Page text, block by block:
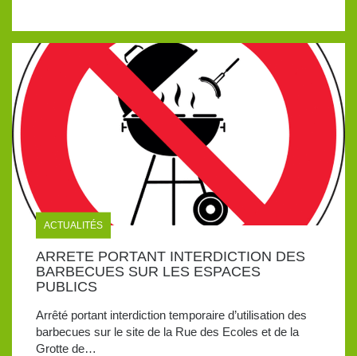
ACTUALITÉS
ARRETE PORTANT INTERDICTION DES
BARBECUES SUR LES ESPACES
PUBLICS
Arrêté portant interdiction temporaire d’utilisation des
barbecues sur le site de la Rue des Ecoles et de la
Grotte de…